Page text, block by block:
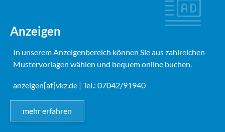
Anzeigen
In unserem Anzeigenbereich können Sie aus zahlreichen
Mustervorlagen wählen und bequem online buchen.
anzeigen[at]vkz.de | Tel.: 07042/91940
mehr erfahren